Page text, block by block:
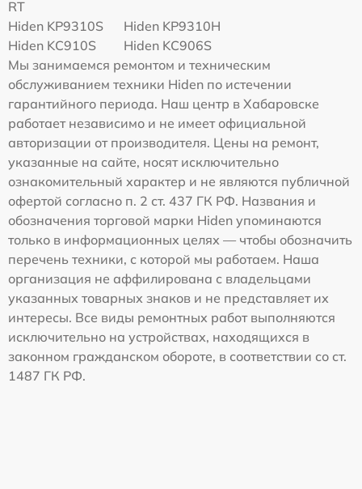
RT
Hiden KP9310S
Hiden KP9310H
Hiden KC910S
Hiden KC906S
Мы занимаемся ремонтом и техническим
обслуживанием техники Hiden по истечении
гарантийного периода. Наш центр в Хабаровске
работает независимо и не имеет официальной
авторизации от производителя. Цены на ремонт,
указанные на сайте, носят исключительно
ознакомительный характер и не являются публичной
офертой согласно п. 2 ст. 437 ГК РФ. Названия и
обозначения торговой марки Hiden упоминаются
только в информационных целях — чтобы обозначить
перечень техники, с которой мы работаем. Наша
организация не аффилирована с владельцами
указанных товарных знаков и не представляет их
интересы. Все виды ремонтных работ выполняются
исключительно на устройствах, находящихся в
законном гражданском обороте, в соответствии со ст.
1487 ГК РФ.